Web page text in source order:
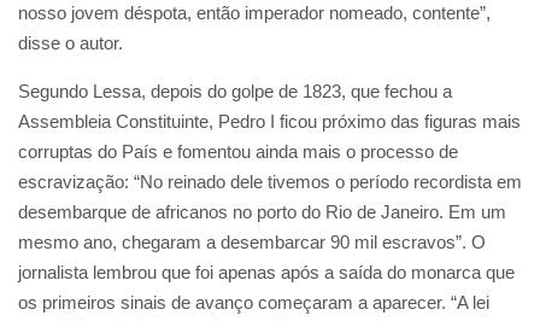
nosso jovem déspota, então imperador nomeado, contente”,
disse o autor.
Segundo Lessa, depois do golpe de 1823, que fechou a
Assembleia Constituinte, Pedro I ficou próximo das figuras mais
corruptas do País e fomentou ainda mais o processo de
escravização: “No reinado dele tivemos o período recordista em
desembarque de africanos no porto do Rio de Janeiro. Em um
mesmo ano, chegaram a desembarcar 90 mil escravos”. O
jornalista lembrou que foi apenas após a saída do monarca que
os primeiros sinais de avanço começaram a aparecer. “A lei